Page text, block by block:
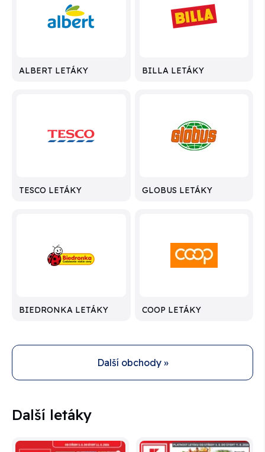
ALBERT LETÁKY BILLA LETÁKY
TESCO LETÁKY GLOBUS LETÁKY
BIEDRONKA LETÁKY COOP LETÁKY
Další obchody »
Další letáky